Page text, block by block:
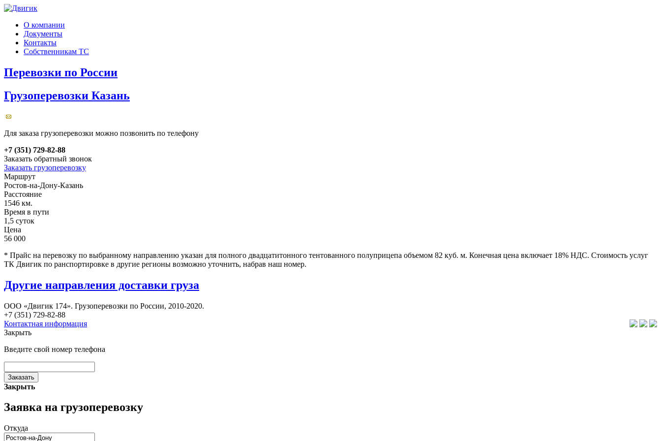
О компании
Документы
Контакты
Собственникам ТС
Перевозки по России
Грузоперевозки Казань
Для заказа грузоперевозки можно позвонить по телефону
+7 (351) 729-82-88
Заказать обратный звонок
Заказать грузоперевозку
Маршрут
Ростов-на-Дону-Казань
Расстояние
1546 км.
Время в пути
1,5 суток
Цена
56 000
* Прайс на перевозку по выбранному направлению указан для полного двадцатитонного тентованного полуприцепа объемом 82 куб. м. Конечная цена включает 18% НДС. Стоимость услуг
ТК Двигик по ранспортировке в другие регионы возможно уточнить, набрав наш номер.
Другие направления доставки груза
ООО «Двигик 174». Грузоперевозки по России, 2010-2020.
+7 (351) 729-82-88
Контактная информация
Закрыть
Введите свой номер телефона
Заказать
Закрыть
Заявка на грузоперевозку
Откуда